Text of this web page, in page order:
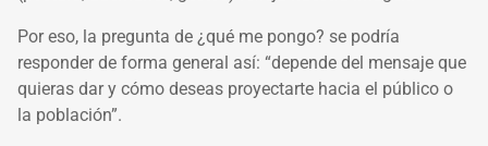
Por eso, la pregunta de ¿qué me pongo? se podría
responder de forma general así: “depende del mensaje que
quieras dar y cómo deseas proyectarte hacia el público o
la población”.